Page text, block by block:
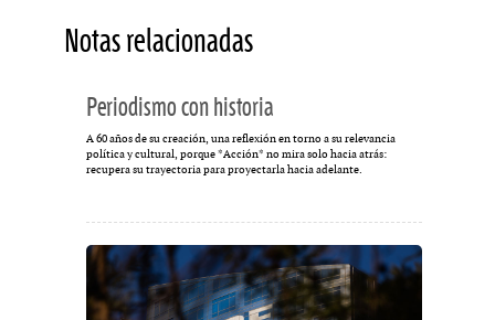
Notas relacionadas
Periodismo con historia
A 60 años de su creación, una reflexión en torno a su relevancia
política y cultural, porque *Acción* no mira solo hacia atrás:
recupera su trayectoria para proyectarla hacia adelante.